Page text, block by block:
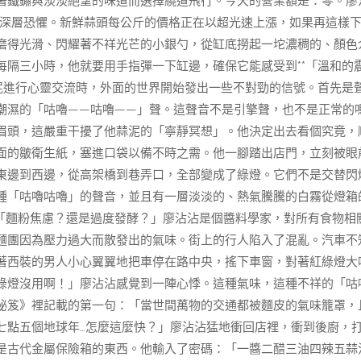
層恐懼。新鮮蒜頭每公斤的價格正在以超光速上漲，如果再這樣下
光滑、閃耀著不祥光芒的小銀勺，從缸底撈起一坨濃稠的、顏色
三小時，他就要用手指彈一下缸邊，確保它能感受到**「溫和的
行心靈交流時，外面的世界開始發出一些不對勁的信號。首先是
濕的「咕嚕——咕嚕——」聲。這聲音不是引擎聲，也不是正常的
，這嚴重干擾了他蒜泥的「寧靜冥想」。他決定出去看個究竟，
的皺衛生紙，塞進口袋以備不時之需。他一腳踏出店門，立刻被眼
到西邊，從高架橋到巷弄口，全部變成了綠燈。它們不是交替閃
咕嚕咕嚕」的聲音，並且有一層淡淡的、熱氣騰騰的白霧從燈箱
粉焦慮？還是過度發酵？」廖沾沾是個醬料學家，對所有食物相
因為壓力過大而散發出的氣味。街上的行人陷入了混亂。汽車不
裝的男人小心翼翼地把車停在路中央，搖下車窗，對著紅綠燈大
沒用啊！」廖沾沾感覺到一陣心悸。這種氣味，這種不祥的「咕
》裡記載的第一句：「當世間萬物的交通都被麵皮的氣味籠罩，
五個地球年…怎麼這麼快？」廖沾沾猛地衝回店裡，衝到後廚，
代金屬保險箱的東西。他輸入了密碼：「一醬二醋三油四辣五蒜